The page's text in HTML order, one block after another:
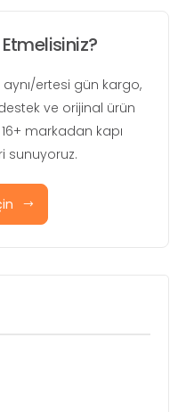
ertesi gün kargo,
ve orijinal ürün
markadan kapı
sunuyoruz.